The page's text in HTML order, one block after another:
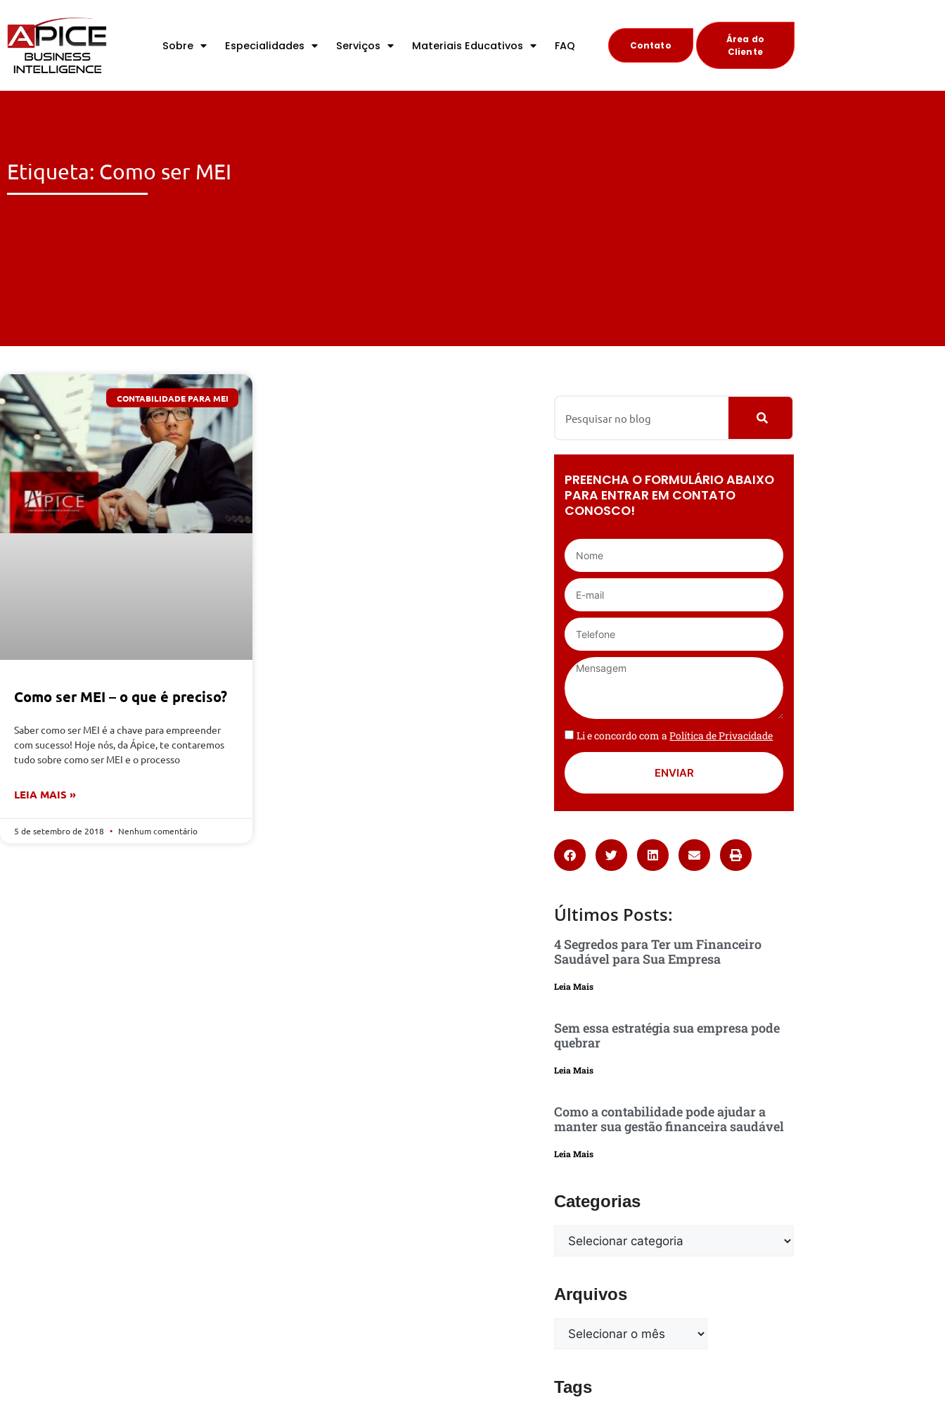
Sobre Especialidades Serviços Materiais Educativos FAQ Contato
Área do
Cliente
Etiqueta: Como ser MEI
CONTABILIDADE PARA MEI
Como ser MEI – o que é preciso?
Saber como ser MEI é a chave para empreender
com sucesso! Hoje nós, da Ápice, te contaremos
tudo sobre como ser MEI e o processo
LEIA MAIS »
5 de setembro de 2018 Nenhum comentário
PREENCHA O FORMULÁRIO ABAIXO
PARA ENTRAR EM CONTATO
CONOSCO!
Li e concordo com aPolítica de Privacidade
ENVIAR
Últimos Posts:
4 Segredos para Ter um Financeiro
Saudável para Sua Empresa
Leia Mais
Sem essa estratégia sua empresa pode
quebrar
Leia Mais
Como a contabilidade pode ajudar a
manter sua gestão financeira saudável
Leia Mais
Categorias
Arquivos
Tags